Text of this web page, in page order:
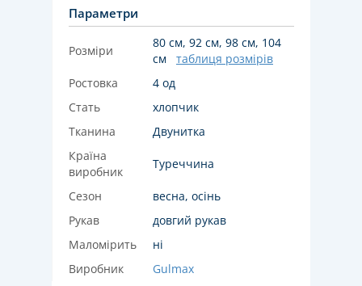
Параметри
Розміри
80 см, 92 см, 98 см, 104
см
таблиця розмірів
Ростовка
4 од
Стать
хлопчик
Тканина
Двунитка
Країна
виробник
Туреччина
Сезон
весна, осінь
Рукав
довгий рукав
Маломірить
ні
Виробник
Gulmax